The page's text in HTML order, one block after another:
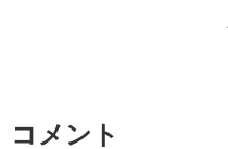
コメント